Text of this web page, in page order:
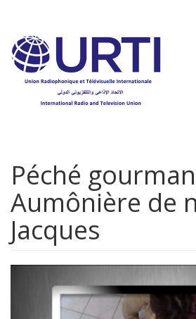
contenu
principal
Péché
Aumônière de
Jacques